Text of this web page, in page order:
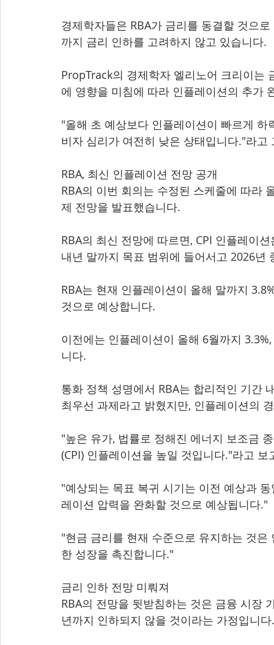
경제학자들은 RBA가 금리를 동결할 것으
까지 금리 인하를 고려하지 않고 있습니다.
PropTrack의 경제학자 엘리노어 크리이는
에 영향을 미침에 따라 인플레이션의 추가
"올해 초 예상보다 인플레이션이 빠르게
비자 심리가 여전히 낮은 상태입니다."라고
RBA, 최신 인플레이션 전망 공개
RBA의 이번 회의는 수정된 스케줄에 따라
제 전망을 발표했습니다.
RBA의 최신 전망에 따르면, CPI 인플레이
내년 말까지 목표 범위에 들어서고 2026년
RBA는 현재 인플레이션이 올해 말까지
것으로 예상합니다.
이전에는 인플레이션이 올해 6월까지
니다.
통화 정책 성명에서 RBA는 합리적인 기간
최우선 과제라고 밝혔지만, 인플레이션의
"높은 유가, 법률로 정해진 에너지 보조금
(CPI) 인플레이션을 높일 것입니다."라고 보
"예상되는 목표 복귀 시기는 이전 예상과
레이션 압력을 완화할 것으로 예상됩니다."
"현금 금리를 현재 수준으로 유지하는 것
한 성장을 촉진합니다."
금리 인하 전망 미뤄져
RBA의 전망을 뒷받침하는 것은 금융 시장
년까지 인하되지 않을 것이라는 가정입니다.